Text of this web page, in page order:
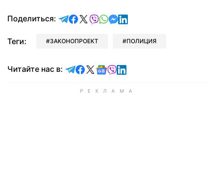
Поделиться: отправить в Telegram
поделиться в Facebook
поделиться в X
отправить в Viber
отправить в Whatsapp
отправить в Messenger
отправить в LinkedIn
Теги: ЗАКОНОПРОЕКТ ПОЛИЦИЯ
Читайте нас в: Читайте в Telegram
Читайте в Facebook
Читайте в X
Читайте в Google news
Читайте в Viber
Читайте в LinkedIn